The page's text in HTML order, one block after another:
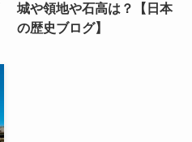
城や領地や石高は？【日本
の歴史ブログ】